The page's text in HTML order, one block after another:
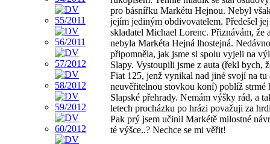
pro básnířku Markétu Hejnou. Nebyl
jejím jediným obdivovatelem. Předešel
skladatel Michael Lorenc. Přiznávám, že
nebyla Markéta Hejná lhostejná.
připomněla, jak jsme si spolu vyjeli na
Slapy. Vystoupili jsme z auta (řekl bych,
Fiat 125, jenž vynikal nad jiné svojí na tu
neuvěřitelnou stovkou koní) poblíž strmé
Slapské přehrady. Nemám výšky rád, a
letech procházku po hrázi považuji za
Pak prý jsem učinil Markétě milostné
té výšce..? Nechce se mi věřit!